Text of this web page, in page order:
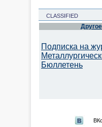
CLASSIFIED
Другое
Подписка на
Бюллетень